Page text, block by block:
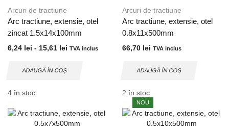
Arcuri de tractiune
Arc tractiune, extensie, otel
zincat 1.5x14x100mm
6,24 lei - 15,61 lei TVA inclus
ADAUGĂ ÎN COȘ
Arcuri de tractiune
Arc tractiune, extensie, otel
0.8x11x500mm
66,70 lei TVA inclus
ADAUGĂ ÎN COȘ
4 în stoc
NOU
2 în stoc